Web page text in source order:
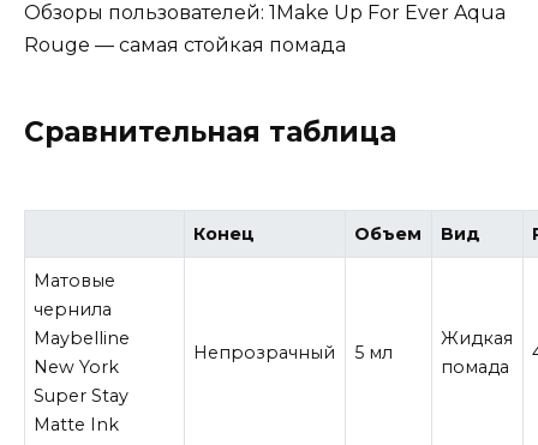
Обзоры пользователей: 1Make Up For Ever Aqua
Rouge — самая стойкая помада
Сравнительная таблица
Конец Объем Вид
Матовые
чернила
Maybelline
New York
Super Stay
Matte Ink
Непрозрачный 5 мл
Жидкая
помада